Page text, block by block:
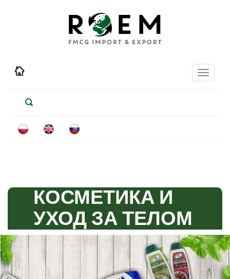
Toggle
КОСМЕТИКА И
УХОД ЗА ТЕЛОМ